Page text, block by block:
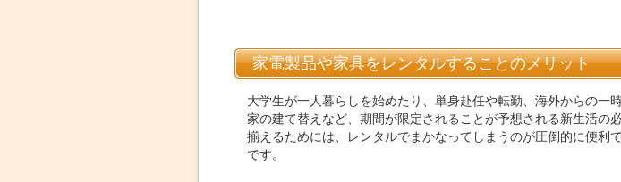
家電製品や家具をレンタルすることのメリット
大学生が一人暮らしを始めたり、単身赴任や転勤、海外からの一
家の建て替えなど、期間が限定されることが予想される新生活の
揃えるためには、レンタルでまかなってしまうのが圧倒的に便利
です。